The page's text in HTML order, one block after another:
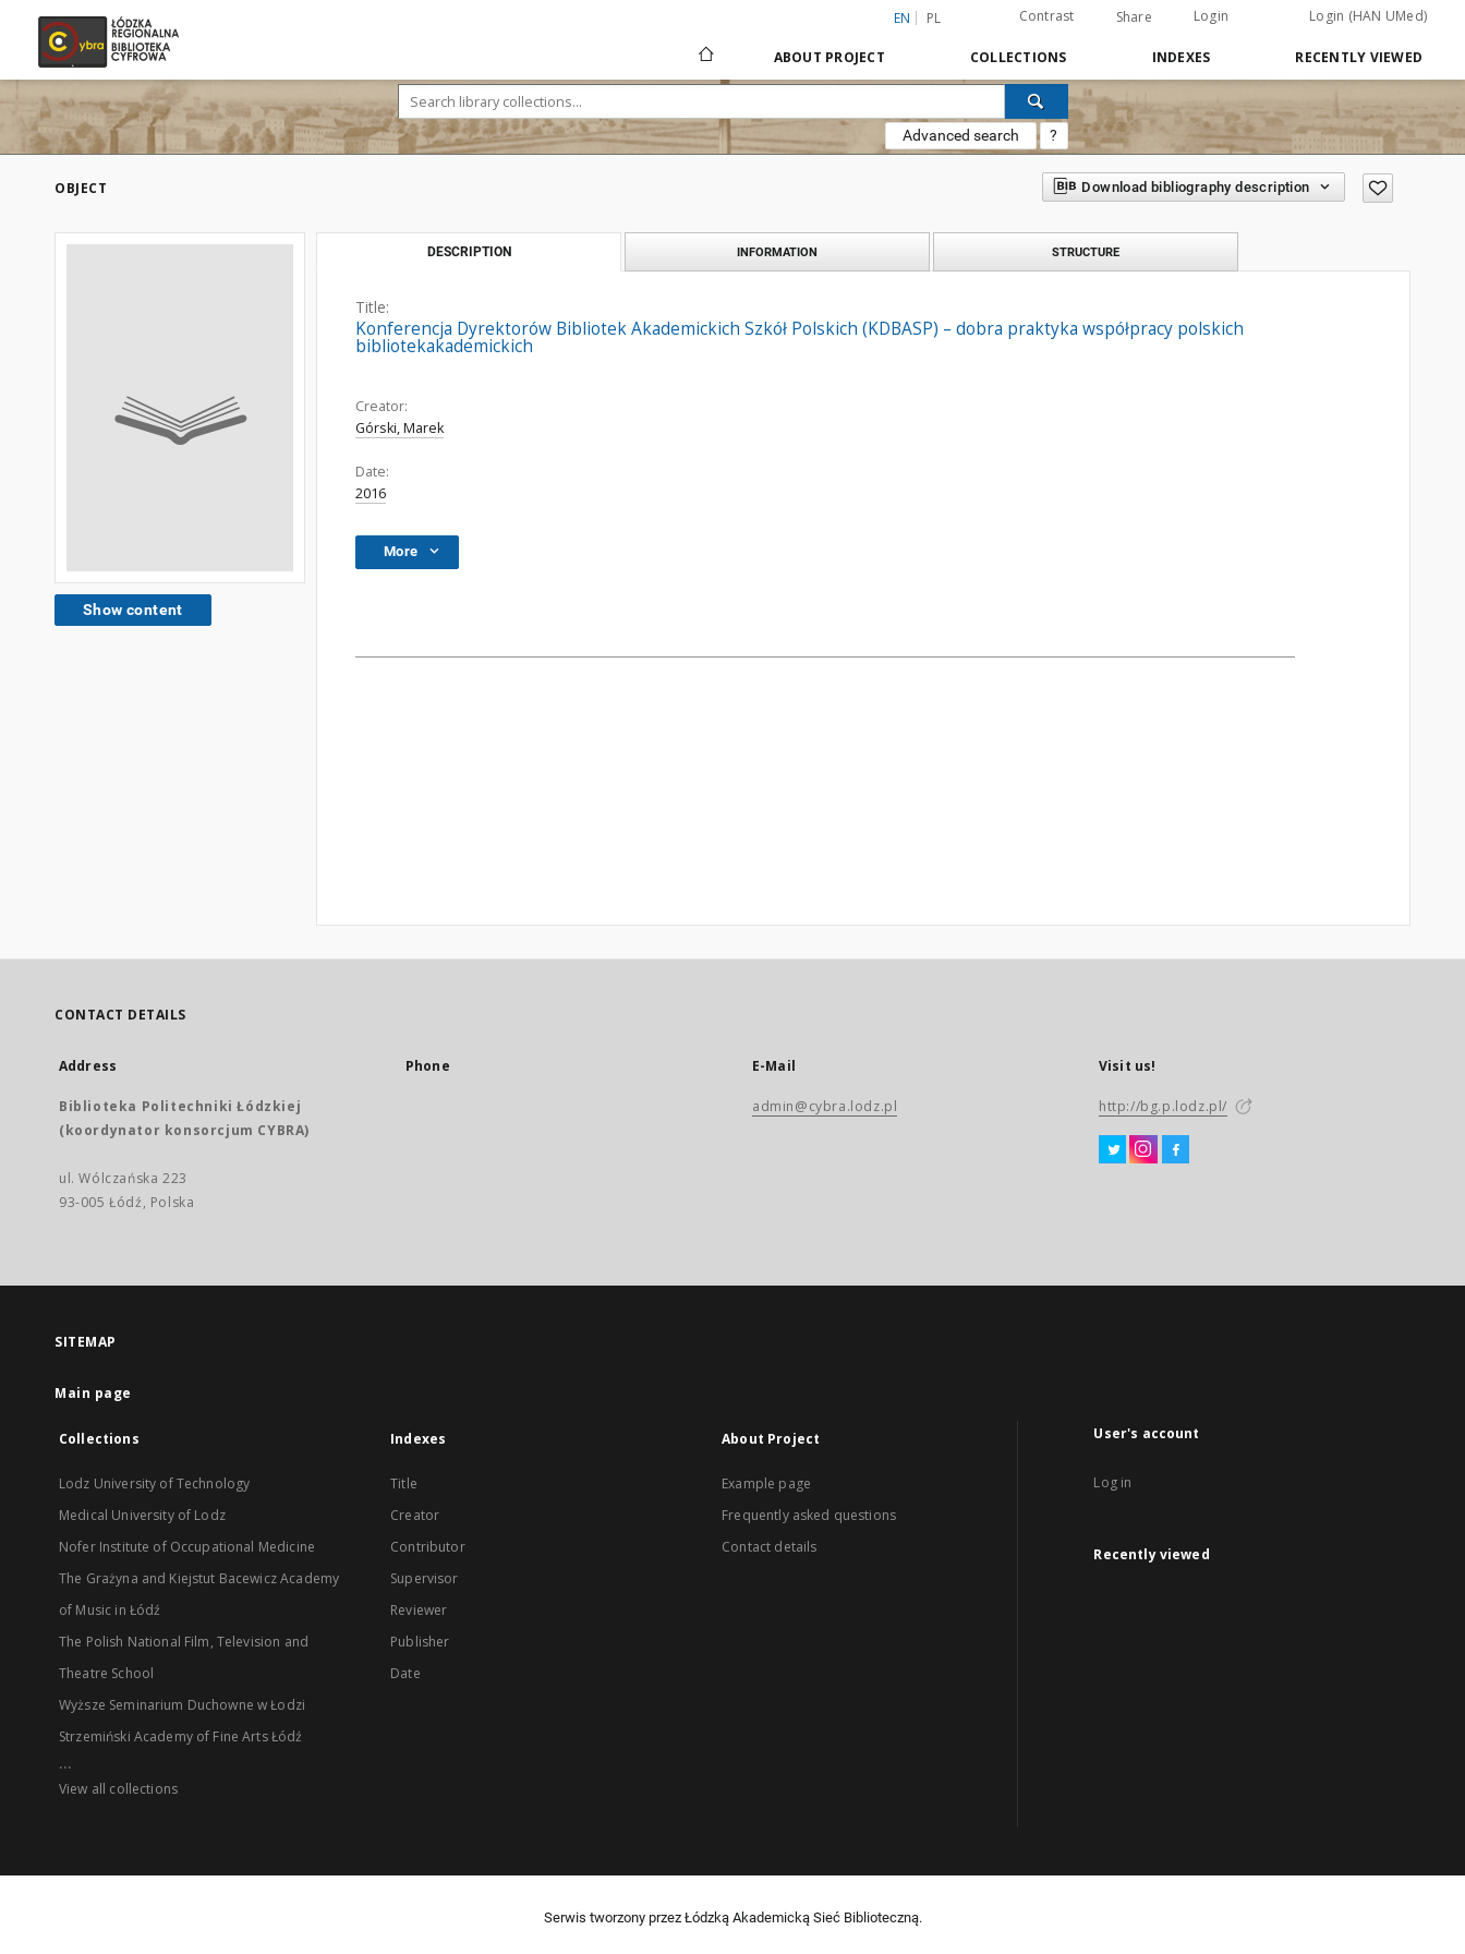
EN PL Contrast Share Login Login (HAN UMed)
ABOUT PROJECT COLLECTIONS INDEXES RECENTLY VIEWED
Advanced search ?
OBJECT Download bibliography description
Show content
DESCRIPTION INFORMATION STRUCTURE
Title:
Konferencja Dyrektorów Bibliotek Akademickich Szkół Polskich (KDBASP) – dobra praktyka współpracy polskich
bibliotekakademickich
Creator:
Górski, Marek
Date:
2016
More
CONTACT DETAILS
Address
Biblioteka Politechniki Łódzkiej
(koordynator konsorcjum CYBRA)
ul. Wólczańska 223
93-005 Łódź, Polska
Phone E-Mail
admin@cybra.lodz.pl
Visit us!
http://bg.p.lodz.pl/
SITEMAP
Main page
Collections
Lodz University of Technology
Medical University of Lodz
Nofer Institute of Occupational Medicine
The Grażyna and Kiejstut Bacewicz Academy
of Music in Łódź
The Polish National Film, Television and
Theatre School
Wyższe Seminarium Duchowne w Łodzi
Strzemiński Academy of Fine Arts Łódź
...
View all collections
Indexes
Title
Creator
Contributor
Supervisor
Reviewer
Publisher
Date
About Project
Example page
Frequently asked questions
Contact details
User's account
Log in
Recently viewed
Serwis tworzony przez Łódzką Akademicką Sieć Biblioteczną.